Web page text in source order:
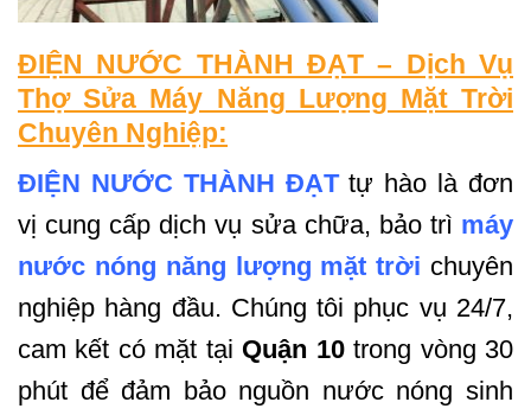
ĐIỆN NƯỚC THÀNH ĐẠT – Dịch Vụ
Thợ Sửa Máy Năng Lượng Mặt Trời
Chuyên Nghiệp:
ĐIỆN NƯỚC THÀNH ĐẠTtự hào là đơn
vị cung cấp dịch vụ sửa chữa, bảo trì máy
nước nóng năng lượng mặt trời chuyên
nghiệp hàng đầu. Chúng tôi phục vụ 24/7,
cam kết có mặt tại Quận 10trong vòng 30
phút để đảm bảo nguồn nước nóng sinh